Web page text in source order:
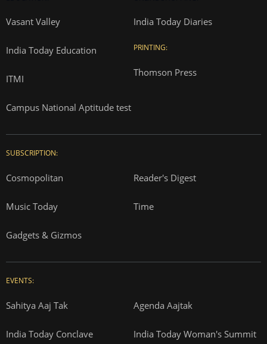
Vasant Valley
India Today Education
ITMI
Campus National Aptitude test
India Today Diaries
PRINTING:
Thomson Press
SUBSCRIPTION:
Cosmopolitan Reader's Digest
Music Today Time
Gadgets & Gizmos
EVENTS:
Sahitya Aaj Tak Agenda Aajtak
India Today Conclave India Today Woman's Summit